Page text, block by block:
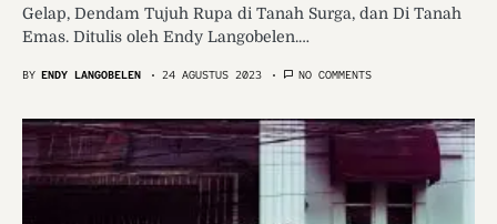
Gelap, Dendam Tujuh Rupa di Tanah Surga, dan Di Tanah
Emas. Ditulis oleh Endy Langobelen.…
BY ENDY LANGOBELEN 24 AGUSTUS 2023 NO COMMENTS